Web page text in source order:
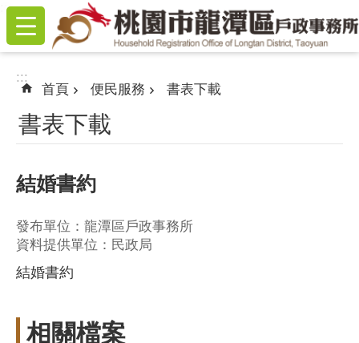
跳到主要內容區塊
:::
:::
首頁 便民服務 書表下載
書表下載
結婚書約
發布單位：龍潭區戶政事務所
資料提供單位：民政局
結婚書約
相關檔案